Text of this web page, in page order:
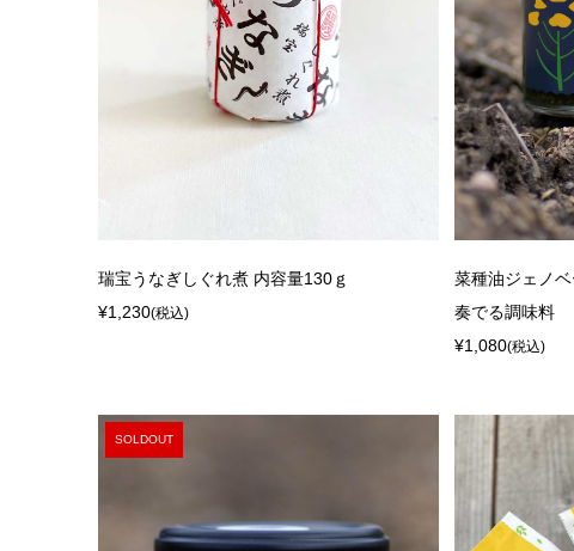
瑞宝うなぎしぐれ煮 内容量130ｇ
¥1,230(税込)
菜種油ジェノ
奏でる調味料
¥1,080(税込)
SOLDOUT